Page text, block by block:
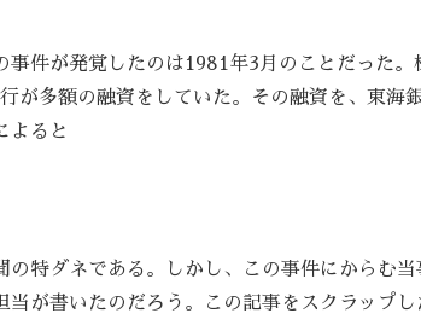
事件が発覚したのは1981年3月のことだった
が多額の融資をしていた。その融資を、東海
よると
の特ダネである。しかし、この事件にからむ
当が書いたのだろう。この記事をスクラップ